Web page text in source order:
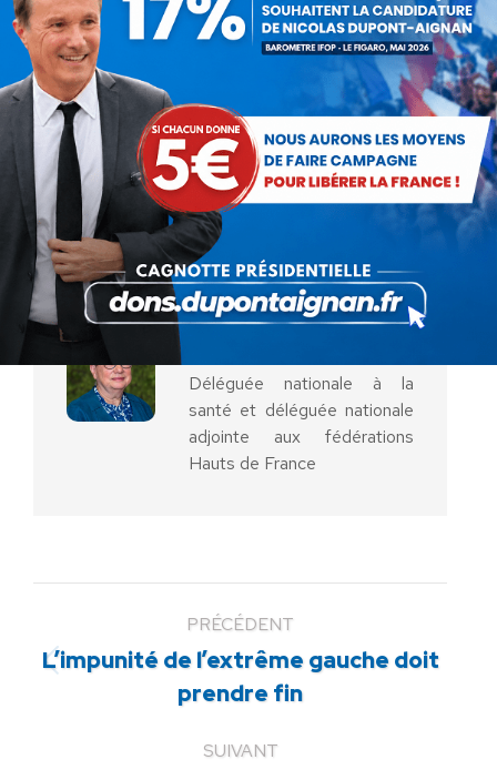
Catégorie : ParVéronique Rogez
Partager cet article
Partager
sur
Facebook
Partager
sur
X
sur
Pinterest
sur
LinkedIn
Partager
sur
WhatsApp
Déléguée nationale à la
santé et déléguée nationale
adjointe aux fédérations
Hauts de France
PRÉCÉDENT
Article
précédent
L’impunité de l’extrême gauche doit
prendre fin
SUIVANT